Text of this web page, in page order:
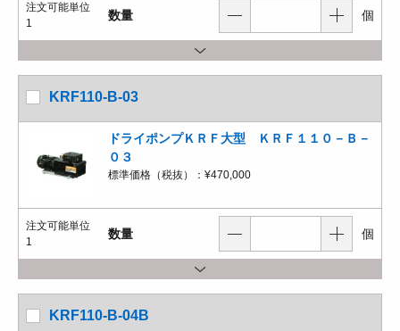
注文可能単位
1
数量 個
KRF110-B-03
ドライポンプＫＲＦ大型 ＫＲＦ１１０－Ｂ－
０３
標準価格（税抜）： ¥470,000
注文可能単位
1
数量 個
KRF110-B-04B